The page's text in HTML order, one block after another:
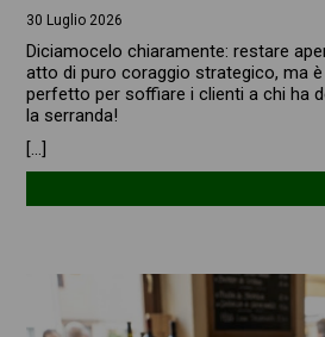
30 Luglio 2026
Diciamocelo chiaramente: restare
atto di puro coraggio strategico, ma
perfetto per soffiare i clienti a chi ha
la serranda!
[…]